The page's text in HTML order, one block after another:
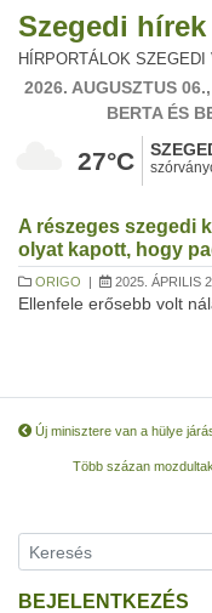
Szegedi hírek
HÍRPORTÁLOK
2026. AUGUSZTUS
BERTA ÉS
27°C
A részeges szegedi
olyat kapott, hogy
ORIGO | 2025. ÁPRILIS
Ellenfele erősebb volt
Új minisztere van a hülye
Több százan
BEJELENTKEZÉS